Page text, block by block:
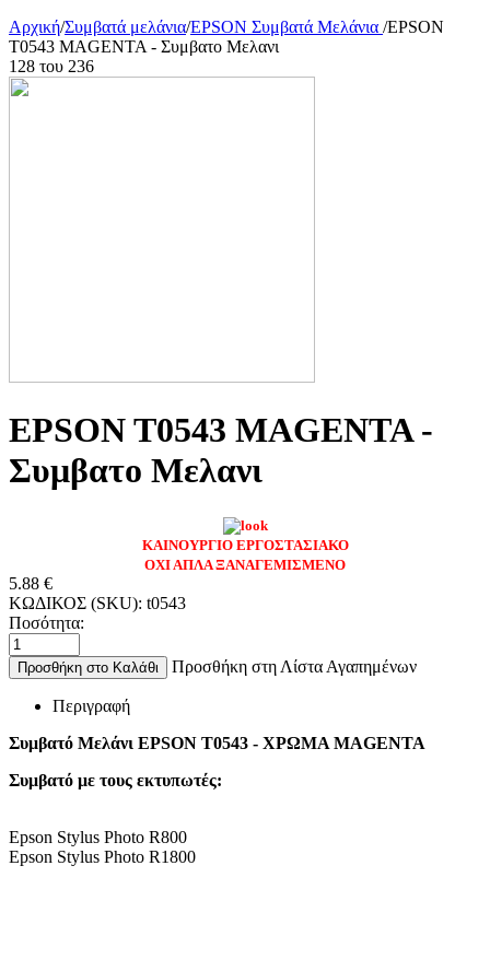
Αρχική/Συμβατά μελάνια/EPSON Συμβατά Μελάνια /EPSON
T0543 MAGENTA - Συμβατο Μελανι
128 του 236
EPSON T0543 MAGENTA -
Συμβατο Μελανι
ΚΑΙΝΟΥΡΓΙΟ ΕΡΓΟΣΤΑΣΙΑΚΟ
ΟΧΙ ΑΠΛΑ ΞΑΝΑΓΕΜΙΣΜΕΝΟ
5.88 €
ΚΩΔΙΚΟΣ (SKU): t0543
Ποσότητα:
Προσθήκη στο Καλάθι Προσθήκη στη Λίστα Αγαπημένων
Περιγραφή
Συμβατό Μελάνι EPSON T0543 - ΧΡΩΜΑ MAGENTA
Συμβατό με τους εκτυπωτές:
Epson Stylus Photo R800
Epson Stylus Photo R1800